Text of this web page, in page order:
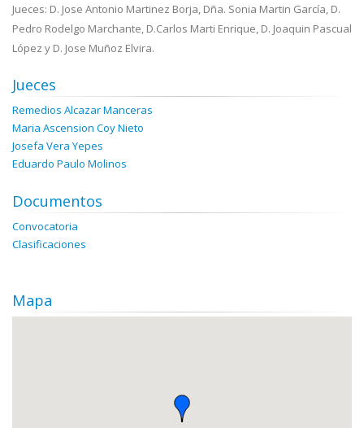
Jueces: D. Jose Antonio Martinez Borja, Dña. Sonia Martin García, D.
Pedro Rodelgo Marchante, D.Carlos Marti Enrique, D. Joaquin Pascual
López y D. Jose Muñoz Elvira.
Jueces
Remedios Alcazar Manceras
Maria Ascension Coy Nieto
Josefa Vera Yepes
Eduardo Paulo Molinos
Documentos
Convocatoria
Clasificaciones
Mapa